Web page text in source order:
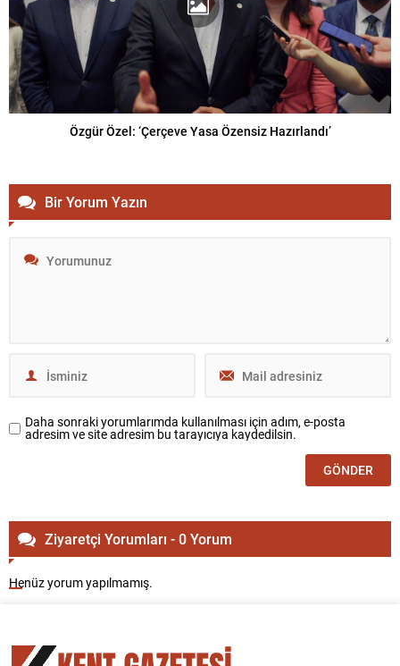
Özgür Özel: ‘Çerçeve Yasa Özensiz Hazırlandı’
Bir Yorum Yazın
Daha sonraki yorumlarımda kullanılması için adım, e-posta
adresim ve site adresim bu tarayıcıya kaydedilsin.
Ziyaretçi Yorumları - 0 Yorum
Henüz yorum yapılmamış.